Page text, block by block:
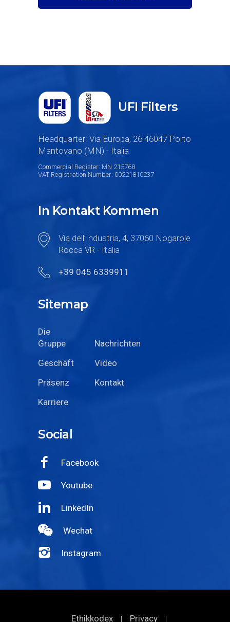
UFI Filters
Headquarter: Via Europa, 26 46047 Porto
Mantovano (MN) - Italia
Commercial Register: MN 215768
VAT Registration Number: 00221810237
In Kontakt Kommen
Via dell’Industria, 4, 37060 Nogarole
Rocca VR - Italia
+39 045 6339911
Sitemap
Die
Gruppe
Nachrichten
Geschäft
Video
Präsenz
Kontakt
Karriere
Social
Facebook
Youtube
LinkedIn
Wechat
Instagram
Ethikkodex Privacy